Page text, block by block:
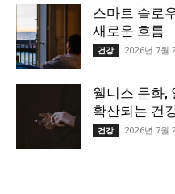
스마트 슬로
새로운 흐름
건강 2026년 7월
웰니스 문화,
확산되는 건
건강 2026년 7월